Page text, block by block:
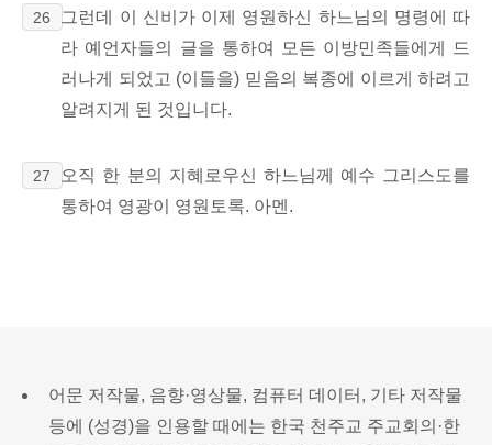
26
그런데 이 신비가 이제 영원하신 하느님의 명령에 따
라 예언자들의 글을 통하여 모든 이방민족들에게 드
러나게 되었고 (이들을) 믿음의 복종에 이르게 하려고
알려지게 된 것입니다.
27
오직 한 분의 지혜로우신 하느님께 예수 그리스도를
통하여 영광이 영원토록. 아멘.
어문 저작물, 음향·영상물, 컴퓨터 데이터, 기타 저작물
등에 (성경)을 인용할 때에는 한국 천주교 주교회의·한